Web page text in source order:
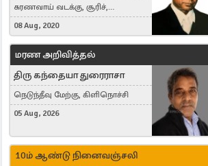
கரணவாய் வடக்கு, சூரிச்,
Switzerland
08 Aug, 2020
மரண அறிவித்தல்
திரு கந்தையா துரைராசா
நெடுந்தீவு மேற்கு, கிளிநொச்சி
05 Aug, 2026
10ம் ஆண்டு நினைவஞ்சலி